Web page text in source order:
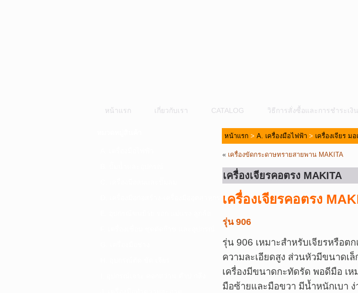
หน้าแรก เกี่ยวกับเรา CATALOG วิธีการสั่งซื้อและการชำระเงิน
D. เครื่องมือก่อสร้าง-เครื่องมืออุตสาหกรรม
หน้าแรก > A. เครื่องมือไฟฟ้า > เครื่องเจียร ม
« เครื่องขัดกระดาษทรายสายพาน MAKITA
เครื่องเจียรคอตรง MAKITA
เครื่องเจียรคอตรง
รุ่น 906
รุ่น 906 เหมาะสำหรับเจียรหรือ
ความละเอียดสูง ส่วนหัวมีขนาดเ
เครื่องมีขนาดกะทัดรัด พอดีมือ เ
มือซ้ายและมือขวา มีน้ำหนักเบา